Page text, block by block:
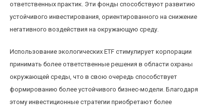
ответственных практик. Эти фонды способствуют развитию
устойчивого инвестирования, ориентированного на снижение
негативного воздействия на окружающую среду.
Использование экологических ETF стимулирует корпорации
принимать более ответственные решения в области охраны
окружающей среды, что в свою очередь способствует
формированию более устойчивого бизнес-модели. Благодаря
этому инвестиционные стратегии приобретают более